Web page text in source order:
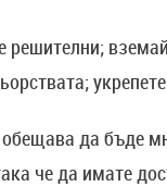
решителни;
да бъде
че да имате